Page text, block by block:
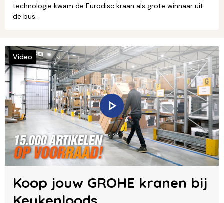
technologie kwam de Eurodisc kraan als grote winnaar uit
de bus.
Koop jouw GROHE kranen bij
Video